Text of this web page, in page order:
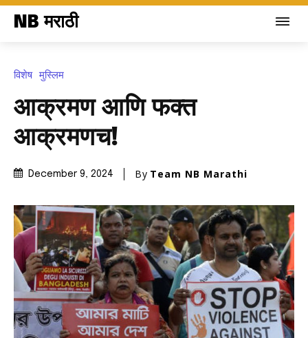
NB मराठी
विशेष मुस्लिम
आक्रमण आणि फक्त
आक्रमणच!
December 9, 2024 By Team NB Marathi